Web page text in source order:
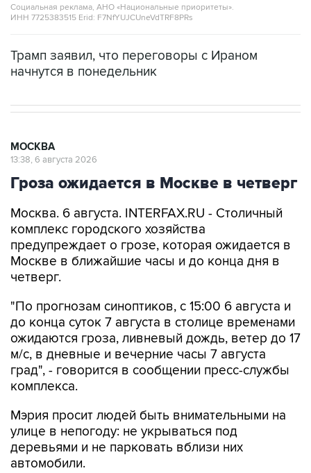
Социальная реклама, АНО «Национальные приоритеты».
ИНН 7725383515 Erid: F7NfYUJCUneVdTRF8PRs
Трамп заявил, что переговоры с Ираном
начнутся в понедельник
МОСКВА
13:38, 6 августа 2026
Гроза ожидается в Москве в четверг
Москва. 6 августа. INTERFAX.RU - Столичный
комплекс городского хозяйства
предупреждает о грозе, которая ожидается в
Москве в ближайшие часы и до конца дня в
четверг.
"По прогнозам синоптиков, с 15:00 6 августа и
до конца суток 7 августа в столице временами
ожидаются гроза, ливневый дождь, ветер до 17
м/с, в дневные и вечерние часы 7 августа
град", - говорится в сообщении пресс-службы
комплекса.
Мэрия просит людей быть внимательными на
улице в непогоду: не укрываться под
деревьями и не парковать вблизи них
автомобили.